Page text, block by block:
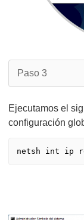
Paso 3
Ejecutamos el
configuración